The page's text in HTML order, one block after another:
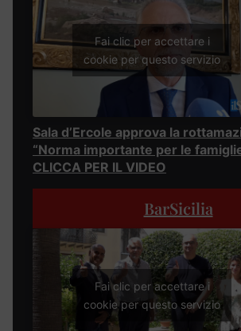
Fai clic per accettare i
cookie per questo servizio
Sala d’Ercole approva la
“Norma importante per le
CLICCA PER IL VIDEO
BarSicilia
Fai clic per accettare i
cookie per questo servizio